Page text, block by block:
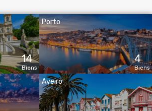
14
Biens
Porto
4
Biens
Aveiro